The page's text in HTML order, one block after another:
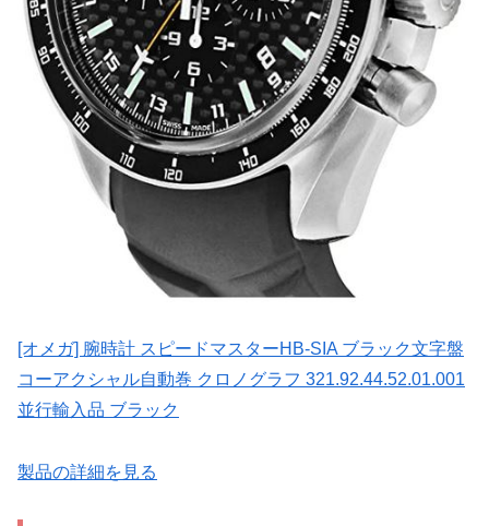
[オメガ] 腕時計 スピードマスターHB-SIA ブラック文字盤
コーアクシャル自動巻 クロノグラフ 321.92.44.52.01.001
並行輸入品 ブラック
製品の詳細を見る